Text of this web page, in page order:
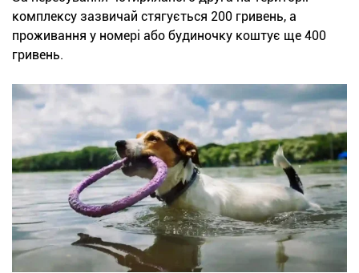
комплексу зазвичай стягується 200 гривень, а
проживання у номері або будиночку коштує ще 400
гривень.